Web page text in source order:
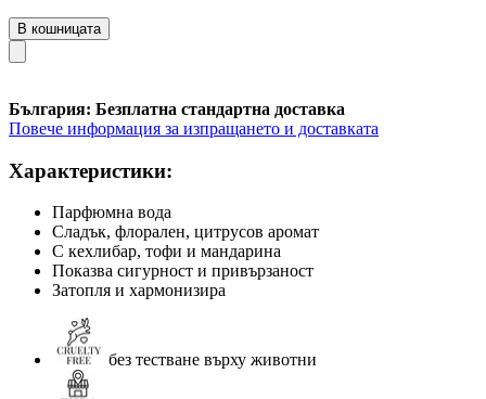
В кошницата
България: Безплатна стандартна доставка
Повече информация за изпращането и доставката
Характеристики:
Парфюмна вода
Сладък, флорален, цитрусов аромат
С кехлибар, тофи и мандарина
Показва сигурност и привързаност
Затопля и хармонизира
без тестване върху животни